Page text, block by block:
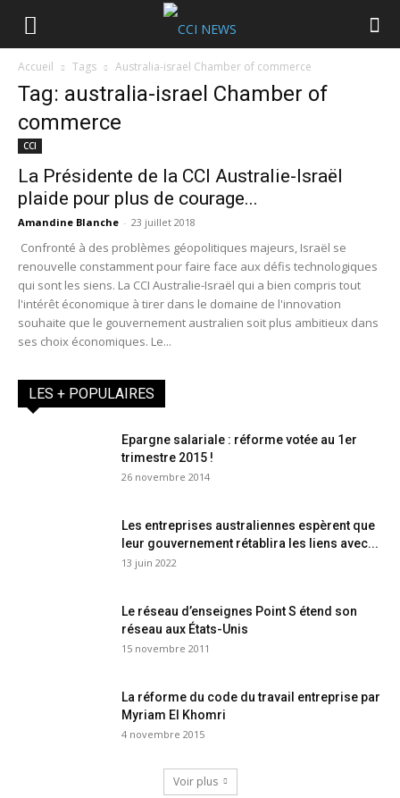
Accueil Tags Australia-israel Chamber of commerce
Tag: australia-israel Chamber of
commerce
CCI
La Présidente de la CCI Australie-Israël
plaide pour plus de courage...
Amandine Blanche - 23 juillet 2018
Confronté à des problèmes géopolitiques majeurs, Israël se
renouvelle constamment pour faire face aux défis technologiques
qui sont les siens. La CCI Australie-Israël qui a bien compris tout
l'intérêt économique à tirer dans le domaine de l'innovation
souhaite que le gouvernement australien soit plus ambitieux dans
ses choix économiques. Le...
LES + POPULAIRES
Epargne salariale : réforme votée au 1er
trimestre 2015 !
26 novembre 2014
Les entreprises australiennes espèrent que
leur gouvernement rétablira les liens avec...
13 juin 2022
Le réseau d’enseignes Point S étend son
réseau aux États-Unis
15 novembre 2011
La réforme du code du travail entreprise par
Myriam El Khomri
4 novembre 2015
Voir plus